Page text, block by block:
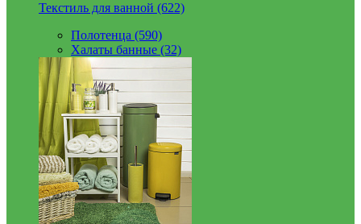
Текстиль для ванной (622)
Полотенца (590)
Халаты банные (32)